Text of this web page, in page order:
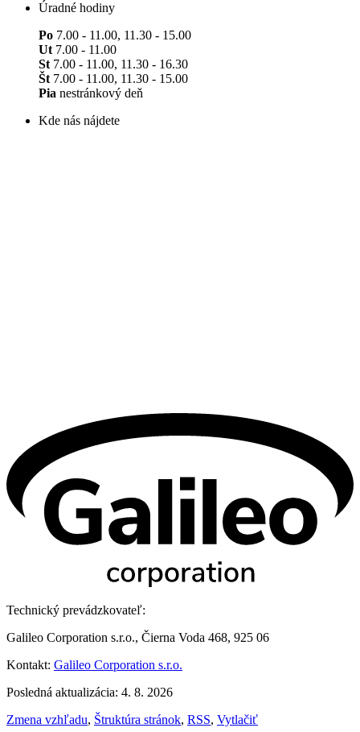
Úradné hodiny
Po 7.00 - 11.00, 11.30 - 15.00
Ut 7.00 - 11.00
St 7.00 - 11.00, 11.30 - 16.30
Št 7.00 - 11.00, 11.30 - 15.00
Pia nestránkový deň
Kde nás nájdete
Technický prevádzkovateľ:
Galileo Corporation s.r.o., Čierna Voda 468, 925 06
Kontakt: Galileo Corporation s.r.o.
Posledná aktualizácia: 4. 8. 2026
Zmena vzhľadu, Štruktúra stránok, RSS, Vytlačiť